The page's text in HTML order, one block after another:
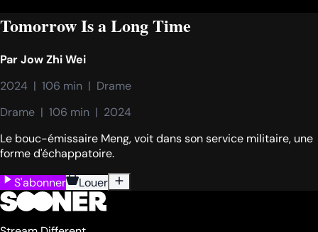
Tomorrow Is a Long Time
ParJow Zhi Wei
2024  |  106 min  |  Drame
Drame  |  106 min  |  2024
Le bouc-émissaire Meng, voit dans son service militaire, une
forme d'échappatoire.
S'abonner
Louer